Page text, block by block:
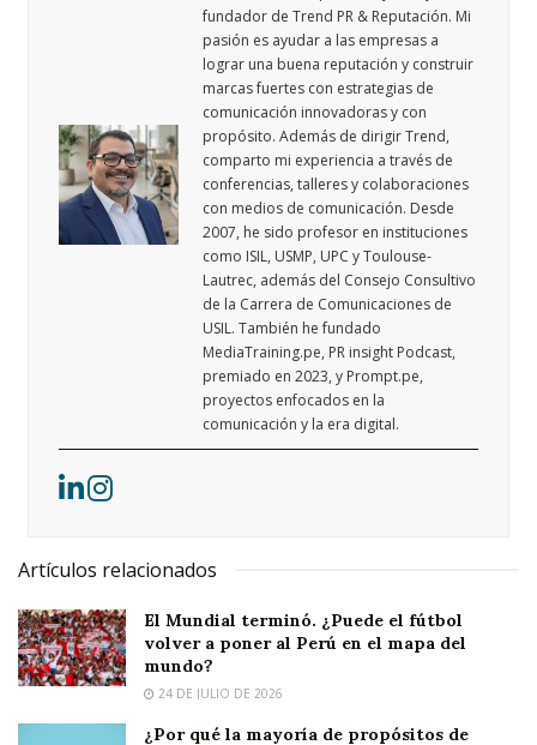
fundador de Trend PR & Reputación. Mi
pasión es ayudar a las empresas a
lograr una buena reputación y construir
marcas fuertes con estrategias de
comunicación innovadoras y con
propósito. Además de dirigir Trend,
comparto mi experiencia a través de
conferencias, talleres y colaboraciones
con medios de comunicación. Desde
2007, he sido profesor en instituciones
como ISIL, USMP, UPC y Toulouse-
Lautrec, además del Consejo Consultivo
de la Carrera de Comunicaciones de
USIL. También he fundado
MediaTraining.pe, PR insight Podcast,
premiado en 2023, y Prompt.pe,
proyectos enfocados en la
comunicación y la era digital.
Artículos relacionados
El Mundial terminó. ¿Puede el fútbol
volver a poner al Perú en el mapa del
mundo?
24 DE JULIO DE 2026
¿Por qué la mayoría de propósitos de